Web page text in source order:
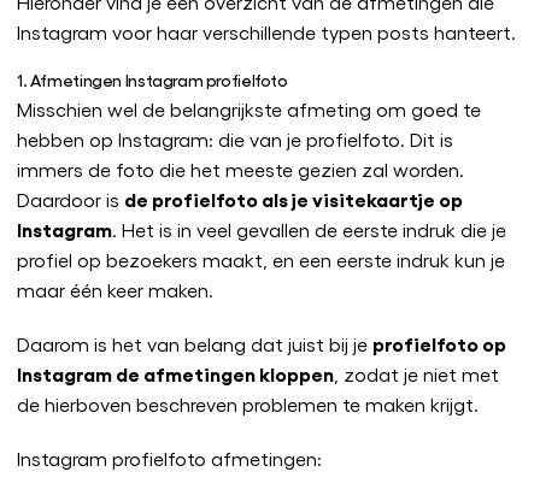
Instagram voor haar verschillende typen posts hanteert.
1. Afmetingen Instagram profielfoto
Misschien wel de belangrijkste afmeting om goed te
hebben op Instagram: die van je profielfoto. Dit is
immers de foto die het meeste gezien zal worden.
Daardoor is de profielfoto als je visitekaartje op
Instagram. Het is in veel gevallen de eerste indruk die je
profiel op bezoekers maakt, en een eerste indruk kun je
maar één keer maken.
Daarom is het van belang dat juist bij je profielfoto op
Instagram de afmetingen kloppen , zodat je niet met
de hierboven beschreven problemen te maken krijgt.
Instagram profielfoto afmetingen: